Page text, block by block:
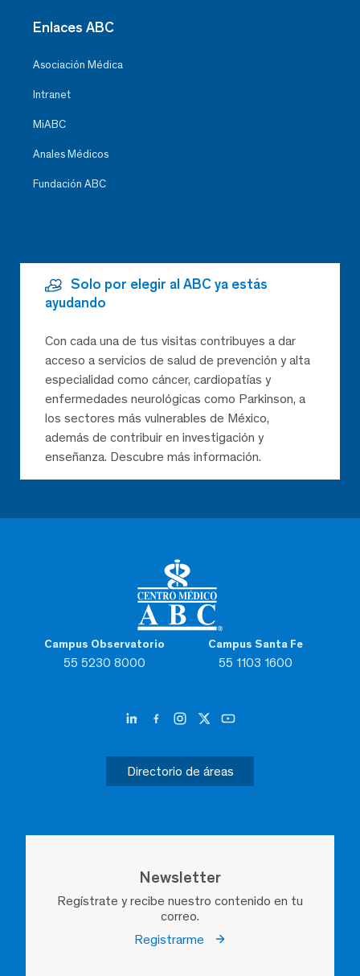
Campus Observatorio
55 5230 8000
Campus Santa Fe
55 1103 1600
Directorio de áreas
Newsletter
Regístrate y recibe nuestro contenido en tu
correo.
Registrarme
Enlaces ABC
Asociación Médica
Intranet
MiABC
Anales Médicos
Fundación ABC
Solo por elegir al ABC ya estás
ayudando
Con cada una de tus visitas contribuyes a dar
acceso a servicios de salud de prevención y alta
especialidad como cáncer, cardiopatías y
enfermedades neurológicas como Parkinson, a
los sectores más vulnerables de México,
además de contribuir en investigación y
enseñanza. Descubre más información.